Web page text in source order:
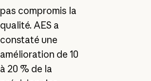
pas compromis la
qualité. AES a
constaté une
amélioration de 10
à 20 % de la